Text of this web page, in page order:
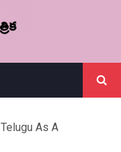
Telugu As A